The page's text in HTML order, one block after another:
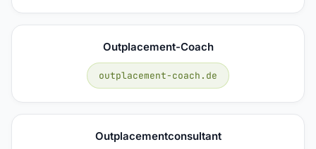
Outplacement-Coach
outplacement-coach.de
Outplacementconsultant